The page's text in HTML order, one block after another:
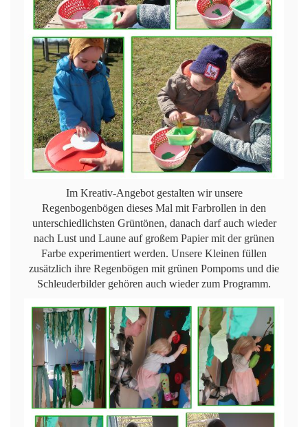
Im Kreativ-Angebot gestalten wir unsere
Regenbogenbögen dieses Mal mit Farbrollen in den
unterschiedlichsten Grüntönen, danach darf auch wieder
nach Lust und Laune auf großem Papier mit der grünen
Farbe experimentiert werden. Unsere Kleinen füllen
zusätzlich ihre Regenbögen mit grünen Pompoms und die
Schleuderbilder gehören auch wieder zum Programm.